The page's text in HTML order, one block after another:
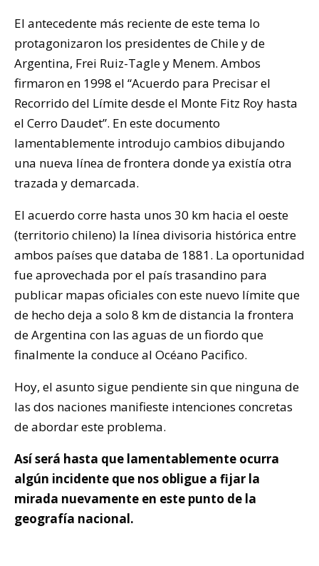
El antecedente más reciente de este tema lo
protagonizaron los presidentes de Chile y de
Argentina, Frei Ruiz-Tagle y Menem. Ambos
firmaron en 1998 el “Acuerdo para Precisar el
Recorrido del Límite desde el Monte Fitz Roy hasta
el Cerro Daudet”. En este documento
lamentablemente introdujo cambios dibujando
una nueva línea de frontera donde ya existía otra
trazada y demarcada.
El acuerdo corre hasta unos 30 km hacia el oeste
(territorio chileno) la línea divisoria histórica entre
ambos países que databa de 1881. La oportunidad
fue aprovechada por el país trasandino para
publicar mapas oficiales con este nuevo límite que
de hecho deja a solo 8 km de distancia la frontera
de Argentina con las aguas de un fiordo que
finalmente la conduce al Océano Pacifico.
Hoy, el asunto sigue pendiente sin que ninguna de
las dos naciones manifieste intenciones concretas
de abordar este problema.
Así será hasta que lamentablemente ocurra
algún incidente que nos obligue a fijar la
mirada nuevamente en este punto de la
geografía nacional.